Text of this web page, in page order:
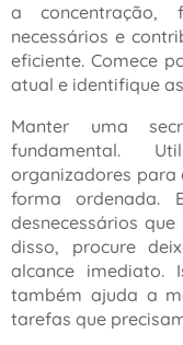
a concentração,
necessários e
eficiente. Comece
atual e identifique
Manter uma
fundamental.
organizadores para
forma ordenada.
desnecessários
disso, procure
alcance
também ajuda a
tarefas que